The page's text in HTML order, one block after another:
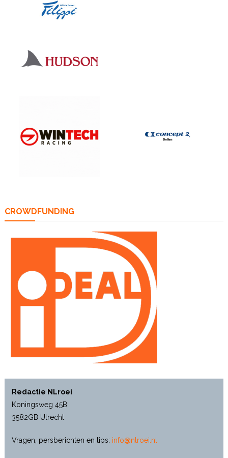
CROWDFUNDING
Redactie NLroei
Koningsweg 45B
3582GB Utrecht
Vragen, persberichten en tips: info@nlroei.nl